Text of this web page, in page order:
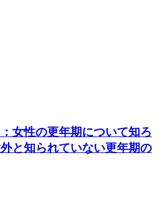
女性の更年期について知ろ
と知られていない更年期の